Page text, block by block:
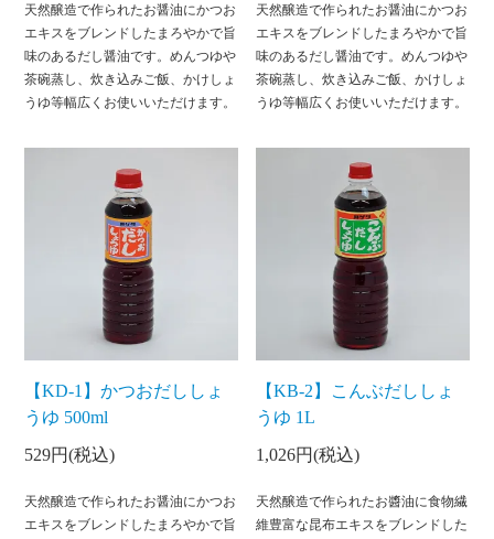
天然醸造で作られたお醤油にかつお
エキスをブレンドしたまろやかで旨
味のあるだし醤油です。めんつゆや
茶碗蒸し、炊き込みご飯、かけしょ
うゆ等幅広くお使いいただけます。
天然醸造で作られたお醤油にかつお
エキスをブレンドしたまろやかで旨
味のあるだし醤油です。めんつゆや
茶碗蒸し、炊き込みご飯、かけしょ
うゆ等幅広くお使いいただけます。
【KD-1】かつおだししょ
うゆ 500ml
529円(税込)
天然醸造で作られたお醤油にかつお
エキスをブレンドしたまろやかで旨
【KB-2】こんぶだししょ
うゆ 1L
1,026円(税込)
天然醸造で作られたお醬油に食物繊
維豊富な昆布エキスをブレンドした